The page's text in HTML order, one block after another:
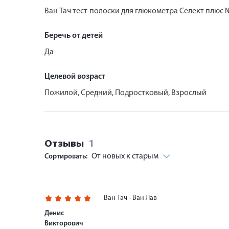
Ван Тач тест-полоски для глюкометра Селект плюс
Беречь от детей
Да
Целевой возраст
Пожилой, Средний, Подростковый, Взрослый
Отзывы 1
Сортировать: От новых к старым
Денис
Викторович
Ван Тач - Ван Лав